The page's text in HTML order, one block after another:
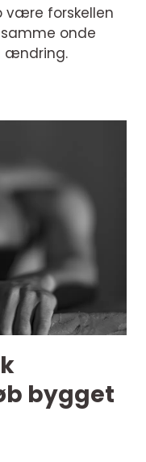
være forskellen
onde
ændring.
bygget